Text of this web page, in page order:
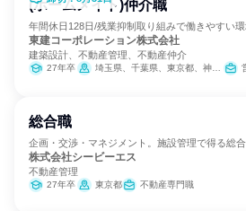
(ホームメイト)仲介職
年間休日128日/残業抑制取り組みで働きやすい環
東建コーポレーション株式会社
建築設計、不動産管理、不動産仲介
27年卒 埼玉県、千葉県、東京都、神奈川県、愛知県、大阪府
総合職
企画・交渉・マネジメント。施設管理で得る総
株式会社シービーエス
不動産管理
27年卒 東京都 不動産専門職